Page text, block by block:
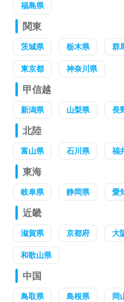
福島県
関東
茨城県 栃木県 群
東京都 神奈川県
甲信越
新潟県 山梨県 長
北陸
富山県 石川県 福
東海
岐阜県 静岡県 愛
近畿
滋賀県 京都府 大
和歌山県
中国
鳥取県 島根県 岡